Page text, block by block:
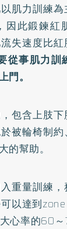
肌力訓練
因此鍛鍊紅
失速度比紅
從事肌力訓
門。
包含上肢
被輪椅制
的幫助。
重量訓練
以達到
心率的60